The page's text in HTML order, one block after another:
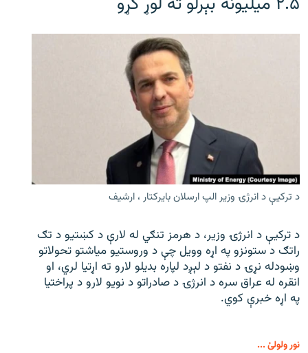
د ترکیې د انرژۍ وزیر الپ ارسلان بایرکتار ، ارشیف
د ترکیې د انرژۍ وزیر، د هرمز تنګي له لارې د کښتیو د تګ
راتګ د ستونزو په اړه وویل چې د وروستیو میاشتو تحولاتو
وښودله نړۍ د نفتو د لېږد لپاره بدیلو لارو ته اړتیا لري، او
انقره له عراق سره د انرژۍ د صادراتو د نویو لارو د پراختیا
په اړه خبرې کوي.
نور ولولئ ...